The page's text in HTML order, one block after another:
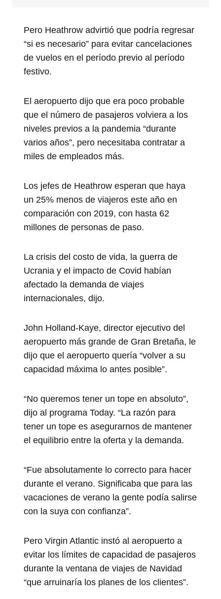
Pero Heathrow advirtió que podría regresar
“si es necesario” para evitar cancelaciones
de vuelos en el período previo al período
festivo.
El aeropuerto dijo que era poco probable
que el número de pasajeros volviera a los
niveles previos a la pandemia “durante
varios años”, pero necesitaba contratar a
miles de empleados más.
Los jefes de Heathrow esperan que haya
un 25% menos de viajeros este año en
comparación con 2019, con hasta 62
millones de personas de paso.
La crisis del costo de vida, la guerra de
Ucrania y el impacto de Covid habían
afectado la demanda de viajes
internacionales, dijo.
John Holland-Kaye, director ejecutivo del
aeropuerto más grande de Gran Bretaña, le
dijo que el aeropuerto quería “volver a su
capacidad máxima lo antes posible”.
“No queremos tener un tope en absoluto”,
dijo al programa Today. “La razón para
tener un tope es asegurarnos de mantener
el equilibrio entre la oferta y la demanda.
“Fue absolutamente lo correcto para hacer
durante el verano. Significaba que para las
vacaciones de verano la gente podía salirse
con la suya con confianza”.
Pero Virgin Atlantic instó al aeropuerto a
evitar los límites de capacidad de pasajeros
durante la ventana de viajes de Navidad
“que arruinaría los planes de los clientes”.